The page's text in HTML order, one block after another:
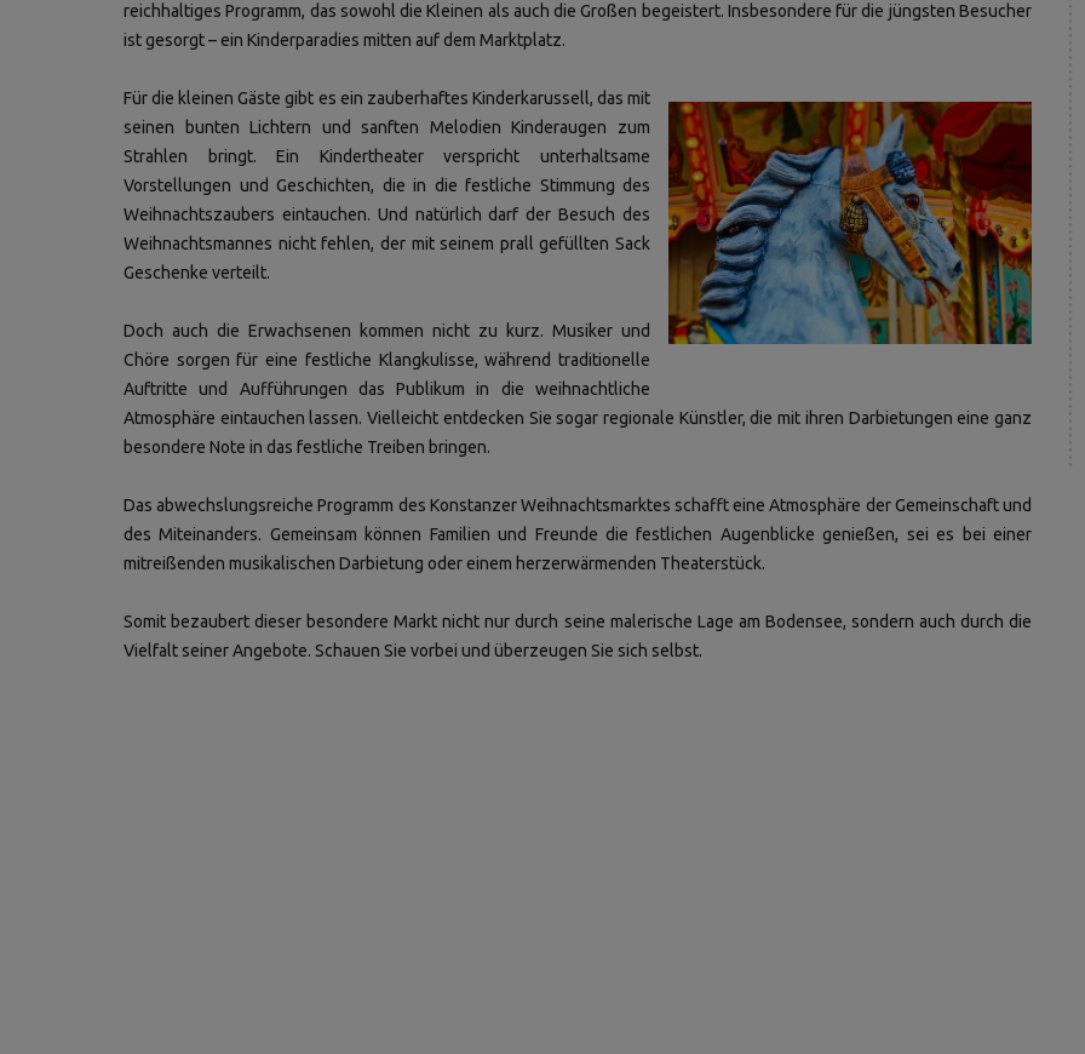
reichhaltiges Programm, das sowohl die Kleinen als auch die Großen begeistert. Insbesondere für die jüngsten Besucher
ist gesorgt – ein Kinderparadies mitten auf dem Marktplatz.
Für die kleinen Gäste gibt es ein zauberhaftes Kinderkarussell, das mit
seinen bunten Lichtern und sanften Melodien Kinderaugen zum
Strahlen bringt. Ein Kindertheater verspricht unterhaltsame
Vorstellungen und Geschichten, die in die festliche Stimmung des
Weihnachtszaubers eintauchen. Und natürlich darf der Besuch des
Weihnachtsmannes nicht fehlen, der mit seinem prall gefüllten Sack
Geschenke verteilt.
Doch auch die Erwachsenen kommen nicht zu kurz. Musiker und
Chöre sorgen für eine festliche Klangkulisse, während traditionelle
Auftritte und Aufführungen das Publikum in die weihnachtliche
Atmosphäre eintauchen lassen. Vielleicht entdecken Sie sogar regionale Künstler, die mit ihren Darbietungen eine ganz
besondere Note in das festliche Treiben bringen.
Das abwechslungsreiche Programm des Konstanzer Weihnachtsmarktes schafft eine Atmosphäre der Gemeinschaft und
des Miteinanders. Gemeinsam können Familien und Freunde die festlichen Augenblicke genießen, sei es bei einer
mitreißenden musikalischen Darbietung oder einem herzerwärmenden Theaterstück.
Somit bezaubert dieser besondere Markt nicht nur durch seine malerische Lage am Bodensee, sondern auch durch die
Vielfalt seiner Angebote. Schauen Sie vorbei und überzeugen Sie sich selbst.